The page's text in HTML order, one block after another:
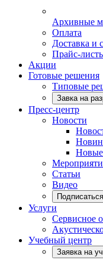
Архивные
Оплата
Доставка и
Прайс-
Акции
Готовые решения
Типовые
Завка на
Пресс-центр
Новости
Статьи
Видео
Подписаться
Услуги
Сервисное
Учебный центр
Заявка на